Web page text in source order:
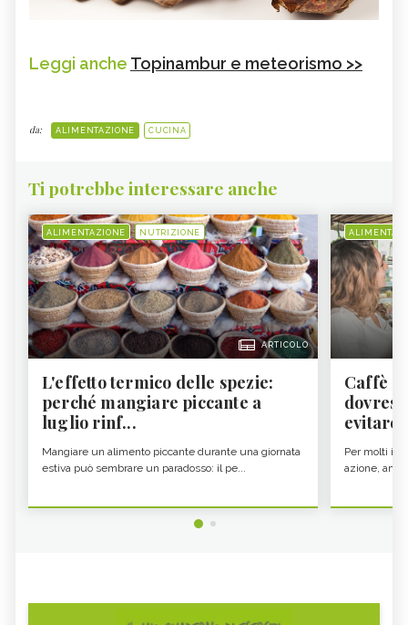
Leggi anche Topinambur e meteorismo >>
da: ALIMENTAZIONE CUCINA
Ti potrebbe interessare anche
ALIMENTAZIONE NUTRIZIONE
ARTICOLO
L'effetto termico delle spezie:
perché mangiare piccante a
luglio rinf...
Mangiare un alimento piccante durante una giornata
estiva può sembrare un paradosso: il pe...
Caffè
evitare
Per molti il
azione,